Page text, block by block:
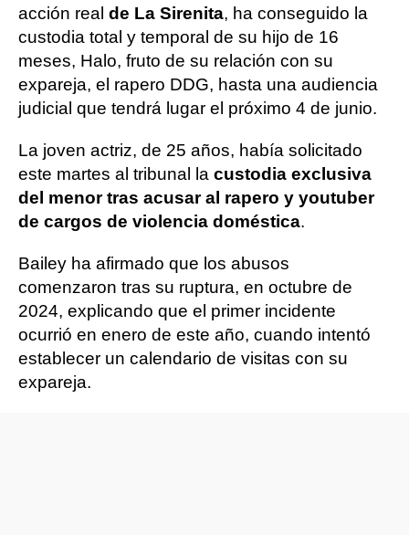
acción real de La Sirenita, ha conseguido la
custodia total y temporal de su hijo de 16
meses, Halo, fruto de su relación con su
expareja, el rapero DDG, hasta una audiencia
judicial que tendrá lugar el próximo 4 de junio.
La joven actriz, de 25 años, había solicitado
este martes al tribunal la custodia exclusiva
del menor tras acusar al rapero y youtuber
de cargos de violencia doméstica.
Bailey ha afirmado que los abusos
comenzaron tras su ruptura, en octubre de
2024, explicando que el primer incidente
ocurrió en enero de este año, cuando intentó
establecer un calendario de visitas con su
expareja.